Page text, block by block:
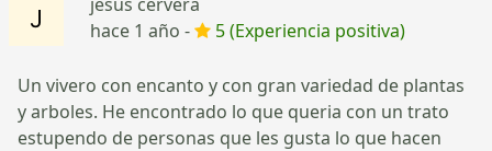
hace 1 año -
5 (Experiencia positiva)
Un vivero con encanto y con gran variedad de plantas
y arboles. He encontrado lo que queria con un trato
estupendo de personas que les gusta lo que hacen